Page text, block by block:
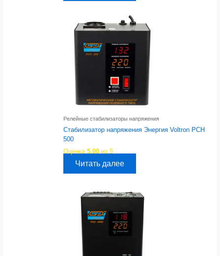
Релейные стабилизаторы напряжения
Стабилизатор напряжения Энергия Voltron РСН
500
Оценка5.00 из 5
Читать далее